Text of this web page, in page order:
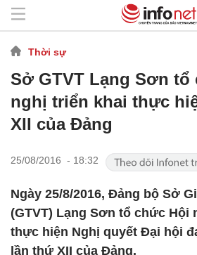
Thời sự
Sở GTVT Lạng Sơn tổ
nghị triển khai thực
XII của Đảng
25/08/2016 - 18:32
Ngày 25/8/2016, Đảng bộ Sở
(GTVT) Lạng Sơn tổ chức Hội
thực hiện Nghị quyết Đại hội
lần thứ XII của Đảng.